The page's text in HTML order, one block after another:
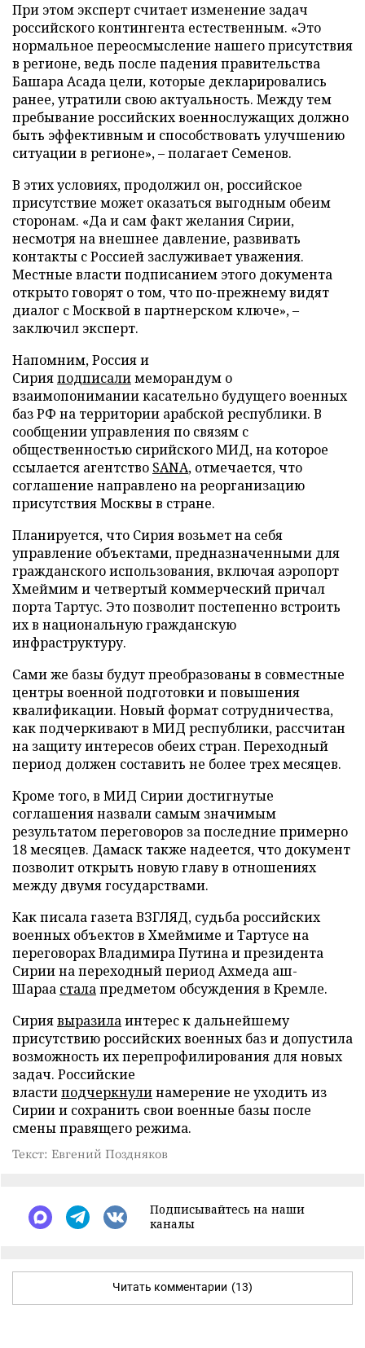
При этом эксперт считает изменение задач
российского контингента естественным. «Это
нормальное переосмысление нашего присутствия
в регионе, ведь после падения правительства
Башара Асада цели, которые декларировались
ранее, утратили свою актуальность. Между тем
пребывание российских военнослужащих должно
быть эффективным и способствовать улучшению
ситуации в регионе», – полагает Семенов.
В этих условиях, продолжил он, российское
присутствие может оказаться выгодным обеим
сторонам. «Да и сам факт желания Сирии,
несмотря на внешнее давление, развивать
контакты с Россией заслуживает уважения.
Местные власти подписанием этого документа
открыто говорят о том, что по-прежнему видят
диалог с Москвой в партнерском ключе», –
заключил эксперт.
Напомним, Россия и
Сирияподписалимеморандум о
взаимопонимании касательно будущего военных
баз РФ на территории арабской республики. В
сообщении управления по связям с
общественностью сирийского МИД, на которое
ссылается агентство SANA, отмечается, что
соглашение направлено на реорганизацию
присутствия Москвы в стране.
Планируется, что Сирия возьмет на себя
управление объектами, предназначенными для
гражданского использования, включая аэропорт
Хмеймим и четвертый коммерческий причал
порта Тартус. Это позволит постепенно встроить
их в национальную гражданскую
инфраструктуру.
Сами же базы будут преобразованы в совместные
центры военной подготовки и повышения
квалификации. Новый формат сотрудничества,
как подчеркивают в МИД республики, рассчитан
на защиту интересов обеих стран. Переходный
период должен составить не более трех месяцев.
Кроме того, в МИД Сирии достигнутые
соглашения назвали самым значимым
результатом переговоров за последние примерно
18 месяцев. Дамаск также надеется, что документ
позволит открыть новую главу в отношениях
между двумя государствами.
Как писала газета ВЗГЛЯД, судьба российских
военных объектов в Хмеймиме и Тартусе на
переговорах Владимира Путина и президента
Сирии на переходный период Ахмеда аш-
Шараа сталапредметом обсуждения в Кремле.
Сириявыразилаинтерес к дальнейшему
присутствию российских военных баз и допустила
возможность их перепрофилирования для новых
задач. Российские
властиподчеркнулинамерение не уходить из
Сирии и сохранить свои военные базы после
смены правящего режима.
Текст: Евгений Поздняков
Подписывайтесь на наши
каналы
Читать комментарии (13)